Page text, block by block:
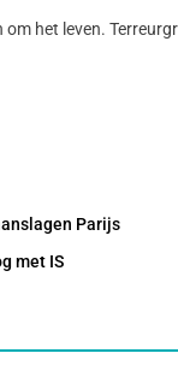
het leven.
Parijs
met IS